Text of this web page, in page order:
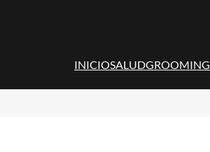
INICIOSALUDGROOMING